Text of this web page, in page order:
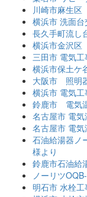
川崎市麻生
横浜市 洗面
長久手町流し
横浜市金沢
三田市 電気
横浜市保土
大阪市 照明
横浜市 電気
鈴鹿市 電気
名古屋市 電
名古屋市 電
石油給湯器ノ
様より
鈴鹿市石油給
ノーリツ
明石市 水栓